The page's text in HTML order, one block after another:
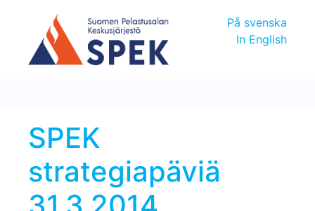
På svenska
In English
SPEK
strategiapäviä